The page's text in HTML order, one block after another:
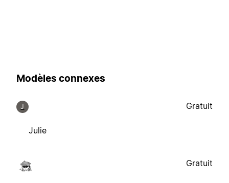
Modèles connexes
J
Julie
Gratuit
Gratuit